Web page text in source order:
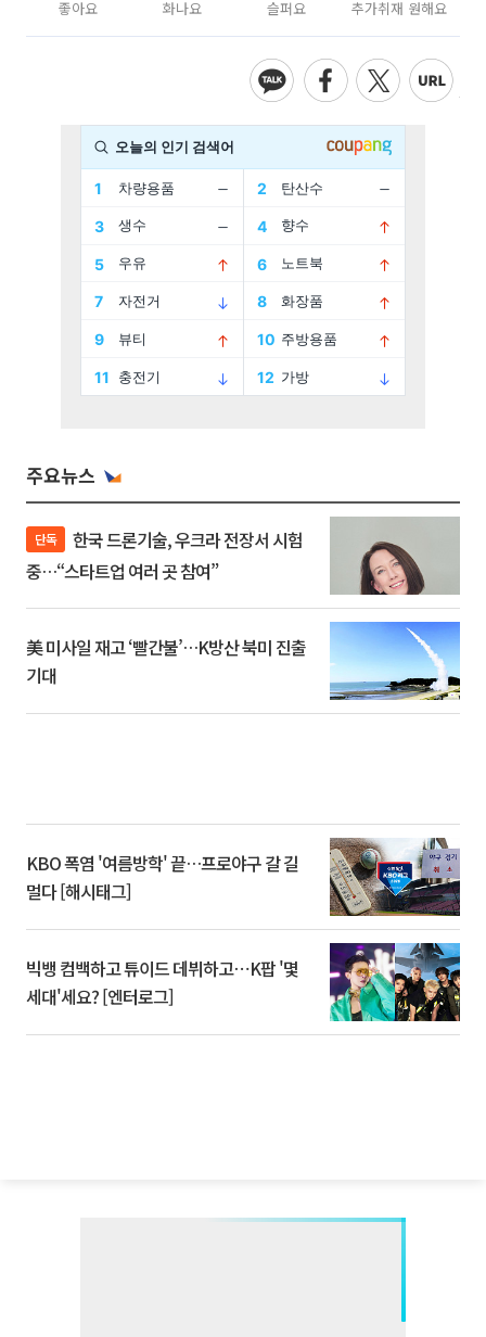
좋아요 화나요 슬퍼요 추가취재 원해요
주요뉴스
단독
중…“스타트업 여러 곳 참여”
美 미사일 재고 ‘빨간불’…K방산 북미 진출
기대
KBO 폭염 '여름방학' 끝…프로야구 갈 길
멀다 [해시태그]
빅뱅 컴백하고 튜이드 데뷔하고⋯K팝 '몇
세대'세요? [엔터로그]